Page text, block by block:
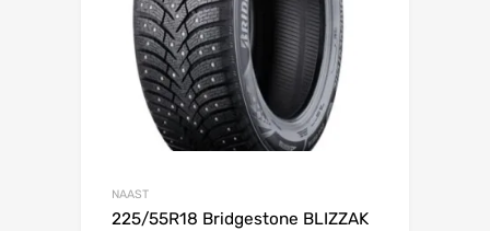
NAAST
225/55R18 Bridgestone BLIZZAK